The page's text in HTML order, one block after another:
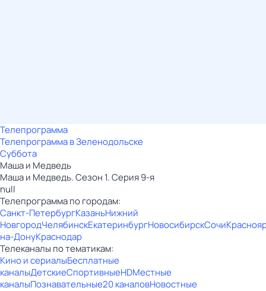
Телепрограмма
Телепрограмма в Зеленодольске
Суббота
Маша и Медведь
Маша и Медведь. Сезон 1. Серия 9-я
null
Телепрограмма по городам:
Санкт-ПетербургКазаньНижний
НовгородЧелябинскЕкатеринбургНовосибирскСочи
на-ДонуКраснодар
Телеканалы по тематикам:
Кино и сериалыБесплатные
каналыДетскиеСпортивныеHDМестные
каналыПознавательные20 каналовНовостные